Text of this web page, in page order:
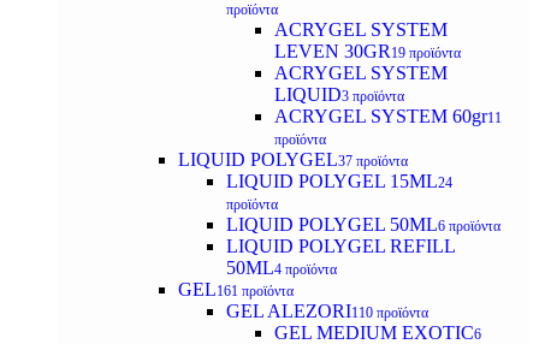
προϊόντα
ACRYGEL SYSTEM
LEVEN 30GR 19 προϊόντα
ACRYGEL SYSTEM
LIQUID3 προϊόντα
ACRYGEL SYSTEM 60gr11
προϊόντα
LIQUID POLYGEL37 προϊόντα
LIQUID POLYGEL 15ML24
προϊόντα
LIQUID POLYGEL 50ML6 προϊόντα
LIQUID POLYGEL REFILL
50ML4 προϊόντα
GEL161 προϊόντα
GEL ALEZORI110 προϊόντα
GEL MEDIUM EXOTIC6